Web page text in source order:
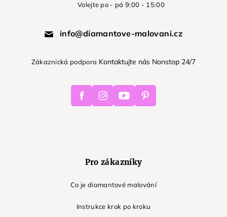
Volejte po - pá 9:00 - 15:00
info@diamantove-malovani.cz
Zákaznická podpora Kontaktujte nás Nonstop 24/7
FacebookInstagramYoutube Pinterest
Pro zákazníky
Co je diamantové malování
Instrukce krok po kroku